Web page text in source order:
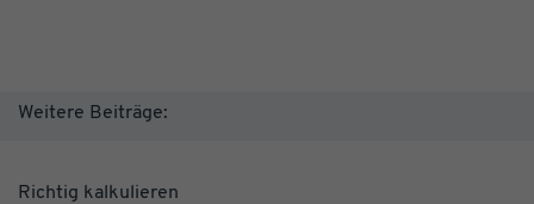
Weitere Beiträge:
Richtig kalkulieren